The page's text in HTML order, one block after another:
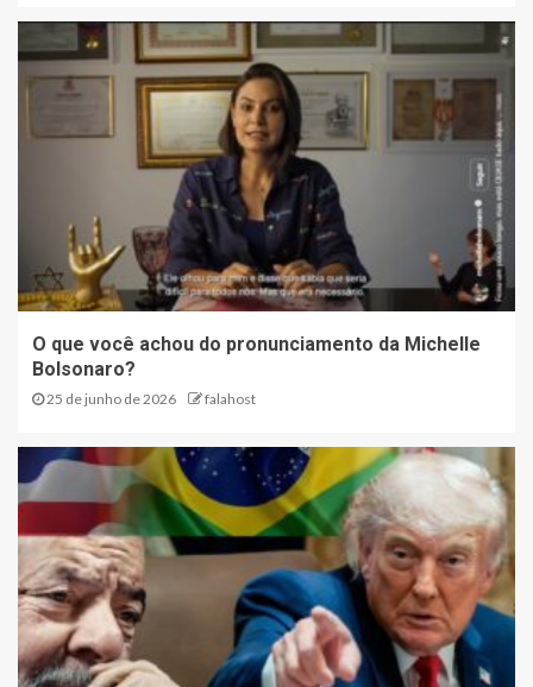
O que você achou do pronunciamento da Michelle
Bolsonaro?
25 de junho de 2026 falahost